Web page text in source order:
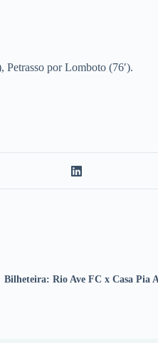
por Lomboto (76′).
Bilheteira: Rio Ave FC x Casa Pia